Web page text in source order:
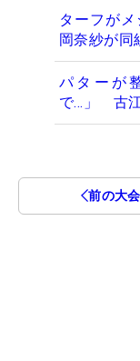
ターフが
岡奈紗が同
パターが
で…」 古江
前の大会